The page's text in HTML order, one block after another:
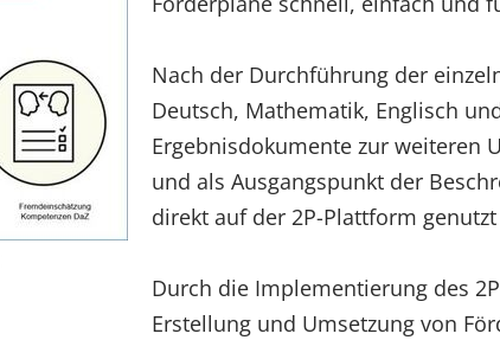
Nach der Durchführung der
Deutsch, Mathematik, Englisch
Ergebnisdokumente zur weiteren
und als Ausgangspunkt der
direkt auf der 2P-Plattform
Durch die Implementierung des
Erstellung und Umsetzung von